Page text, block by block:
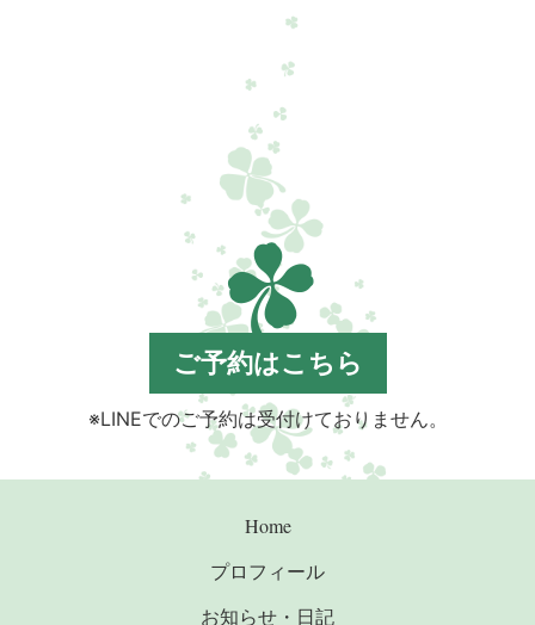
ご予約はこちら
※LINEでのご予約は受付けておりません。
Home
プロフィール
お知らせ・日記